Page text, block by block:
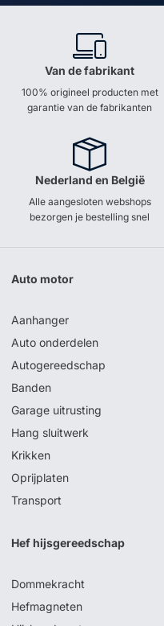
Van de fabrikant
100% origineel producten met
garantie van de fabrikanten
Nederland en België
Alle aangesloten webshops
bezorgen je bestelling snel
Auto motor
Aanhanger
Auto onderdelen
Autogereedschap
Banden
Garage uitrusting
Hang sluitwerk
Krikken
Oprijplaten
Transport
Hef hijsgereedschap
Dommekracht
Hefmagneten